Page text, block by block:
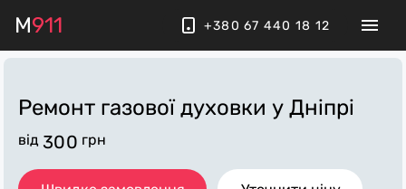
M911 +380 67 440 18 12
Ремонт газової духовки у Дніпрі
від 300 грн